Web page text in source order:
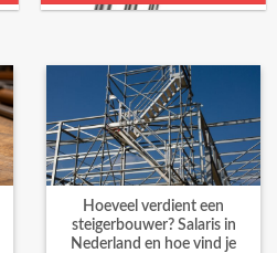
Hoeveel verdient een
steigerbouwer? Salaris in
Nederland en hoe vind je